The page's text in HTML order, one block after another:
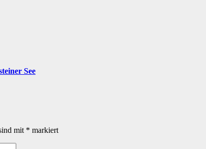
See
mit * markiert